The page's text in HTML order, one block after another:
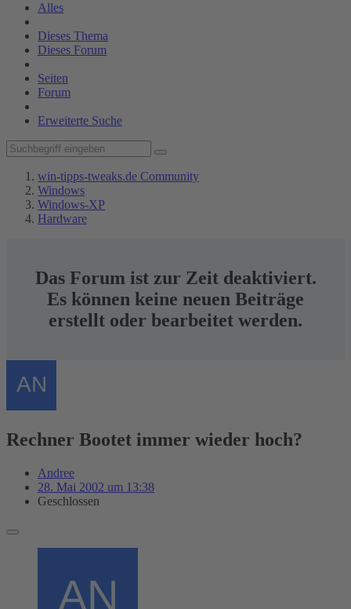
Alles
Dieses Thema
Dieses Forum
Seiten
Forum
Erweiterte Suche
win-tipps-tweaks.de Community
Windows
Windows-XP
Hardware
Das Forum ist zur Zeit deaktiviert.
Es können keine neuen Beiträge
erstellt oder bearbeitet werden.
Rechner Bootet immer wieder hoch?
Andree
28. Mai 2002 um 13:38
Geschlossen